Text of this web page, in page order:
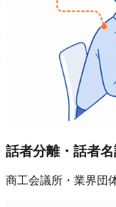
話者分離・話者
商工会議所・業界団